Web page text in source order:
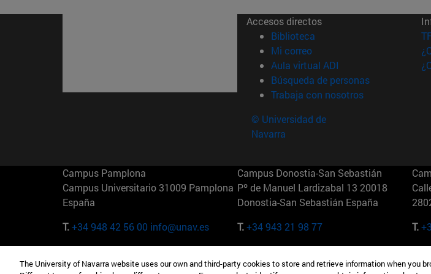
Accesos directos
Biblioteca (abre en nueva ventana)
Mi correo(abre en nueva ventana)
Aula virtual ADI (abre en nueva
Búsqueda de personas(abre en
Trabaja con nosotros(abre en nueva
© Universidad de
Navarra
Campus Pamplona
Campus Universitario 31009 Pamplona
España
T.+34 948 42 56 00 info@unav.es
Campus Donostia-San Sebastián
Pº de Manuel Lardizabal 13 20018
Donostia-San Sebastián España
T.+34 943 21 98 77
T.
Camino del Cerro Águila 3 28023
165 W 57th St 10019-2201 Nueva York
The University of Navarra website uses our own and third-party cookies to store and retrieve information when you